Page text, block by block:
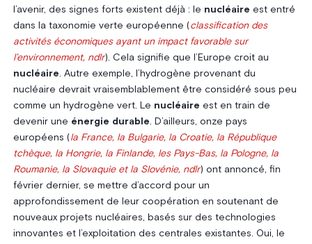
l’avenir, des signes forts existent déjà : le nucléaire est entré
dans la taxonomie verte européenne ( classification des
activités économiques ayant un impact favorable sur
l’environnement, ndlr). Cela signifie que l’Europe croit au
nucléaire. Autre exemple, l’hydrogène provenant du
nucléaire devrait vraisemblablement être considéré sous peu
comme un hydrogène vert. Le nucléaire est en train de
devenir une énergie durable. D’ailleurs, onze pays
européens ( la France, la Bulgarie, la Croatie, la République
tchèque, la Hongrie, la Finlande, les Pays-Bas, la Pologne, la
Roumanie, la Slovaquie et la Slovénie, ndlr) ont annoncé, fin
février dernier, se mettre d’accord pour un
approfondissement de leur coopération en soutenant de
nouveaux projets nucléaires, basés sur des technologies
innovantes et l’exploitation des centrales existantes. Oui, le